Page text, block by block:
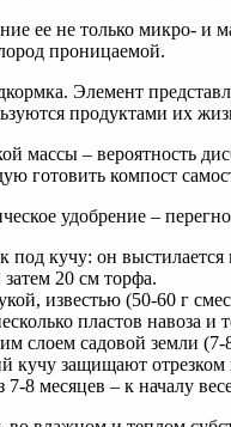
ее не только микро- и
проницаемой.
Элемент
продуктами их
массы – вероятность
готовить компост
удобрение –
под кучу: он
20 см торфа.
известью (50-60 г
пластов навоза и
слоем садовой земли (7-
кучу защищают отрезком
8 месяцев – к началу